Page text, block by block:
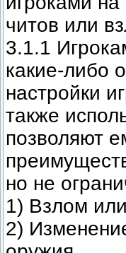
читов или
3.1.1
какие-либо
настройки
также
позволяют
но не
1) Взлом
2)